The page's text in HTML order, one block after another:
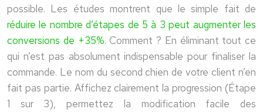
possible. Les études montrent que le simple fait de
réduire le nombre d’étapes de 5 à 3 peut augmenter les
conversions de +35%. Comment ? En éliminant tout ce
qui n’est pas absolument indispensable pour finaliser la
commande. Le nom du second chien de votre client n’en
fait pas partie. Affichez clairement la progression (Étape
1 sur 3), permettez la modification facile des